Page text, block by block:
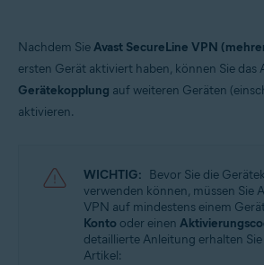
Produkte:
Avast SecureLine VPN 5.x für Windows
Avast SecureLine VPN 6.x für Android
Avast SecureLine VPN 6.x für iOS
Microsoft Windows 11 Home/Pro/Enterprise/
Microsoft Windows 10 Home/Pro/Enterprise/
Microsoft Windows 8.1 Home/Pro/Enterprise/
Microsoft Windows 8 Home/Pro/Enterprise/
Microsoft Windows 7 Home Basic/Home
Premium/Professional/Enterprise/Ultimate –
Nachdem SieAvast SecureLine VPN
ersten Gerät aktiviert haben, können Sie das
Gerätekopplung auf weiteren Geräten
aktivieren.
WICHTIG: Bevor Sie die
verwenden können, müssen Sie
VPN auf mindestens einem
Konto oder einen
detaillierte Anleitung erhalten
Artikel: